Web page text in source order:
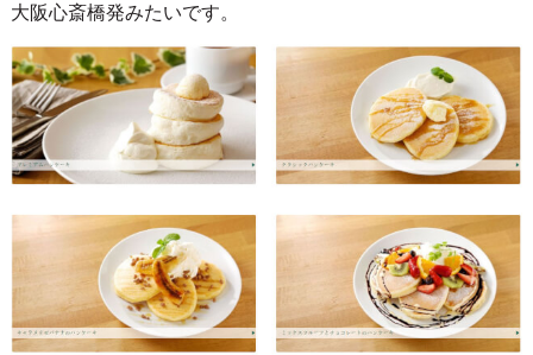
大阪心斎橋発みたいです。